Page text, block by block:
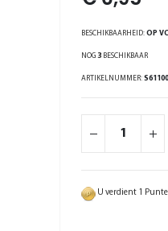
BESCHIKBAARHEID: OP
NOG 3 BESCHIKBAAR
ARTIKELNUMMER
U verdient 1